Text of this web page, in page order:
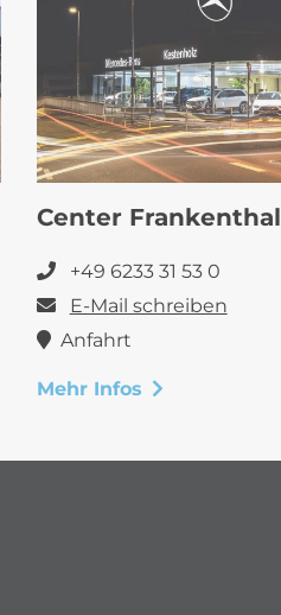
Center Frankenthal
+49 6233 31 53 0
E-Mail schreiben
Anfahrt
Mehr Infos